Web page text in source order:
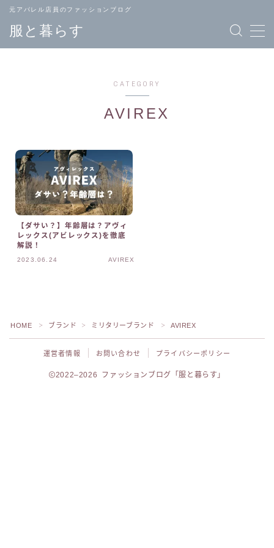
服と暮らす
元アパレル店員のファッションブログ
メンズ
ファッション
CATEGORY
AVIREX
【ダサい？】年齢層は？アヴィ
レックス(アビレックス)を徹底
解説！
2023.06.24 AVIREX
HOME ＞ ブランド ＞ ミリタリーブランド ＞ AVIREX
運営者情報 お問い合わせ プライバシーポリシー
2022–2026 ファッションブログ「服と暮らす」